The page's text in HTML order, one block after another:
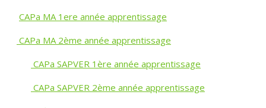
CAPa MA 1ere année apprentissage
CAPa MA 2ème année apprentissage
CAPa SAPVER 1ère année apprentissage
CAPa SAPVER 2ème année apprentissage